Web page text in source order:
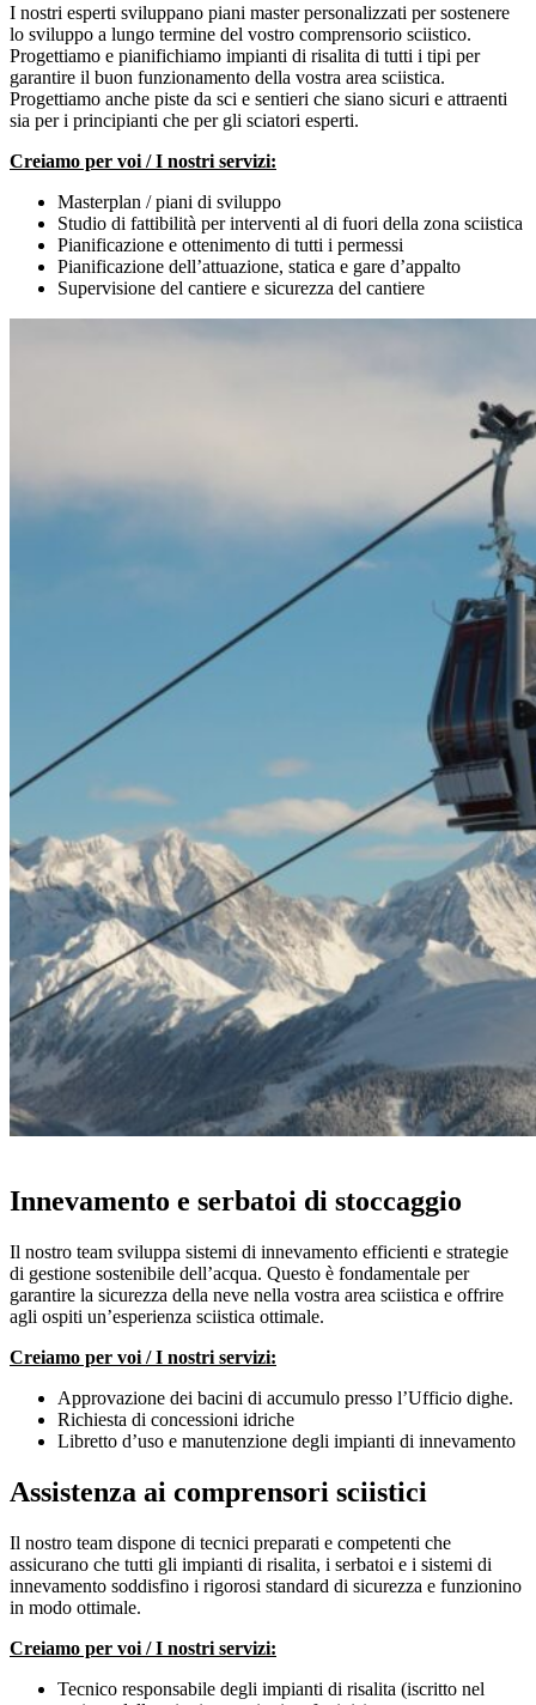
I nostri esperti sviluppano piani master personalizzati per sostenere
lo sviluppo a lungo termine del vostro comprensorio sciistico.
Progettiamo e pianifichiamo impianti di risalita di tutti i tipi per
garantire il buon funzionamento della vostra area sciistica.
Progettiamo anche piste da sci e sentieri che siano sicuri e attraenti
sia per i principianti che per gli sciatori esperti.
Creiamo per voi / I nostri servizi:
Masterplan / piani di sviluppo
Studio di fattibilità per interventi al di fuori della zona sciistica
Pianificazione e ottenimento di tutti i permessi
Pianificazione dell’attuazione, statica e gare d’appalto
Supervisione del cantiere e sicurezza del cantiere
Innevamento e serbatoi di stoccaggio
Il nostro team sviluppa sistemi di innevamento efficienti e strategie
di gestione sostenibile dell’acqua. Questo è fondamentale per
garantire la sicurezza della neve nella vostra area sciistica e offrire
agli ospiti un’esperienza sciistica ottimale.
Creiamo per voi / I nostri servizi:
Approvazione dei bacini di accumulo presso l’Ufficio dighe.
Richiesta di concessioni idriche
Libretto d’uso e manutenzione degli impianti di innevamento
Assistenza ai comprensori sciistici
Il nostro team dispone di tecnici preparati e competenti che
assicurano che tutti gli impianti di risalita, i serbatoi e i sistemi di
innevamento soddisfino i rigorosi standard di sicurezza e funzionino
in modo ottimale.
Creiamo per voi / I nostri servizi:
Tecnico responsabile degli impianti di risalita (iscritto nel